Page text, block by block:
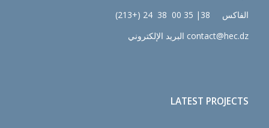
الفاكس 38| 35 00 38 24 (+213)
contact@hec.dz البريد الإلكتروني
LATEST PROJECTS